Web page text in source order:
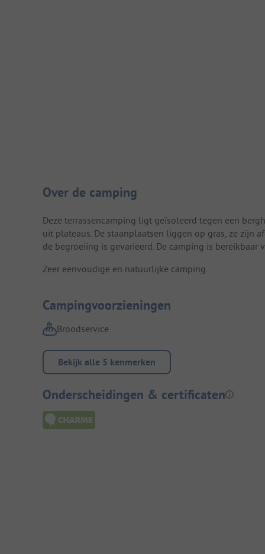
Camping introductie
Over de camping
Deze terrassencamping ligt geïsoleerd tegen een
uit plateaus. De staanplaatsen liggen op gras, ze zijn
de begroeiing is gevarieerd. De camping is bereikbaar
Zeer eenvoudige en natuurlijke camping.
Campingvoorzieningen
Broodservice
Bekijk alle 5 kenmerken
Onderscheidingen & certificaten